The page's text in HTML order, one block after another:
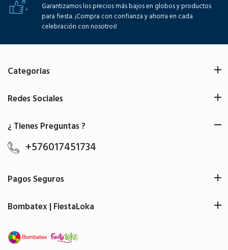
Garantizamos los precios más bajos en globos y productos
para fiesta. ¡Compra con confianza y ahorra en cada
celebración con nosotros!
Categorias
Redes Sociales
¿ Tienes Preguntas ?
+576017451734
Pagos Seguros
Bombatex | FiestaLoka